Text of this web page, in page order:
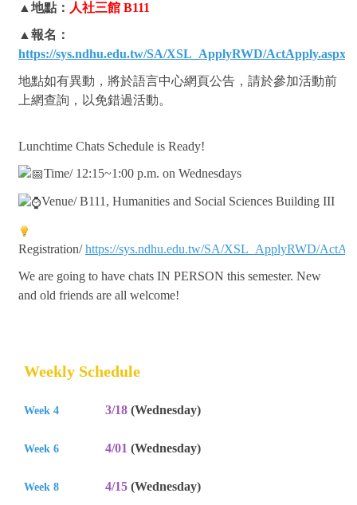
▲ 地點： 人社三館 B111
▲報名：
https://sys.ndhu.edu.tw/SA/XSL_ApplyRWD/ActApply.aspx
地點如有異動，將於語言中心網頁公告，請於參加活動前
上網查詢，以免錯過活動。
Lunchtime Chats Schedule is Ready!
Time/ 12:15~1:00 p.m. on Wednesdays
Venue/ B111, Humanities and Social Sciences Building III
Registration/https://sys.ndhu.edu.tw/SA/XSL_ApplyRWD/
󠀠We are going to have chats IN PERSON this semester. New
and old friends are all welcome!
Weekly Schedule
Week 4 3/18 (Wednesday)
Week 6 4/01 (Wednesday)
Week 8 4/15 (Wednesday)